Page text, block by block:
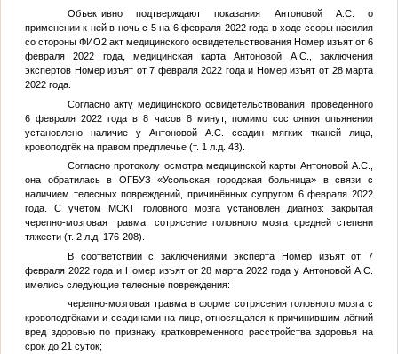
Объективно подтверждают показания Антоновой А.С. о
применении к ней в ночь с 5 на 6 февраля 2022 года в ходе ссоры насилия
со стороны ФИО2 акт медицинского освидетельствованияНомер изъят от 6
февраля 2022 года, медицинская карта Антоновой А.С., заключения
экспертов Номер изъят от 7 февраля 2022 года и Номер изъят от 28 марта
2022 года.
Согласно акту медицинского освидетельствования, проведённого
6 февраля 2022 года в 8 часов 8 минут, помимо состояния опьянения
установлено наличие у Антоновой А.С. ссадин мягких тканей лица,
кровоподтёк на правом предплечье (т. 1 л.д. 43).
Согласно протоколу осмотра медицинской карты Антоновой А.С.,
она обратилась в ОГБУЗ «Усольская городская больница» в связи с
наличием телесных повреждений, причинённых супругом 6 февраля 2022
года. С учётом МСКТ головного мозга установлен диагноз: закрытая
черепно-мозговая травма, сотрясение головного мозга средней степени
тяжести (т. 2 л.д. 176-208).
В соответствии с заключениями эксперта Номер изъятот 7
февраля 2022 года и Номер изъятот 28 марта 2022 года у Антоновой А.С.
имелись следующие телесные повреждения:
черепно-мозговая травма в форме сотрясения головного мозга с
кровоподтёками и ссадинами на лице, относящаяся к причинившим лёгкий
вред здоровью по признаку кратковременного расстройства здоровья на
срок до 21 суток;